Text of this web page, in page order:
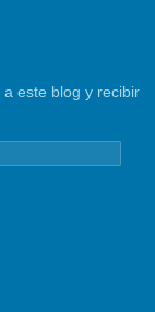
este blog y recibir